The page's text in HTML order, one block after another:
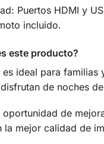
Puertos HDMI y
incluido.
este producto?
es ideal para
de noches
de
la mejor calidad de